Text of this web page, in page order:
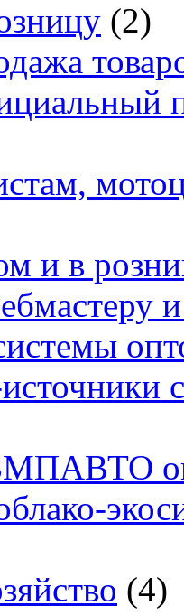
(2)
и в
и
(4)